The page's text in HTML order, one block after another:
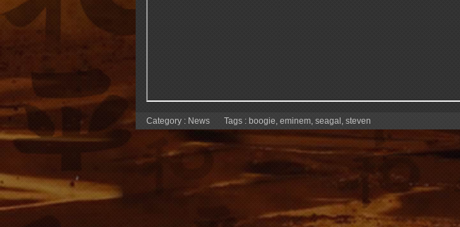
Category : News Tags : boogie, eminem, seagal , steven